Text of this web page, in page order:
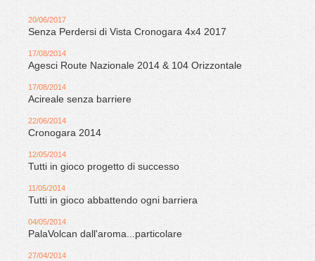
20/06/2017
Senza Perdersi di Vista Cronogara 4x4 2017
17/08/2014
Agesci Route Nazionale 2014 & 104 Orizzontale
17/08/2014
Acireale senza barriere
22/06/2014
Cronogara 2014
12/05/2014
Tutti in gioco progetto di successo
11/05/2014
Tutti in gioco abbattendo ogni barriera
04/05/2014
PalaVolcan dall'aroma...particolare
27/04/2014